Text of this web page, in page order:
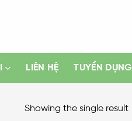
LIÊN HỆ TUYỂN DỤNG
Showing the single result